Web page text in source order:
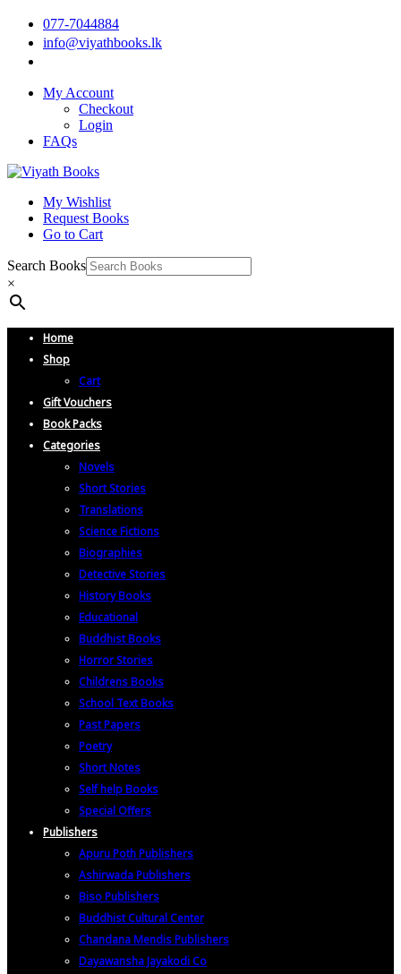
077-7044884
info@viyathbooks.lk
My Account
Checkout
Login
FAQs
My Wishlist
Request Books
Go to Cart
Search Books
×
Home
Shop
Cart
Gift Vouchers
Book Packs
Categories
Novels
Short Stories
Translations
Science Fictions
Biographies
Detective Stories
History Books
Educational
Buddhist Books
Horror Stories
Childrens Books
School Text Books
Past Papers
Poetry
Short Notes
Self help Books
Special Offers
Publishers
Apuru Poth Publishers
Ashirwada Publishers
Biso Publishers
Buddhist Cultural Center
Chandana Mendis Publishers
Dayawansha Jayakodi Co